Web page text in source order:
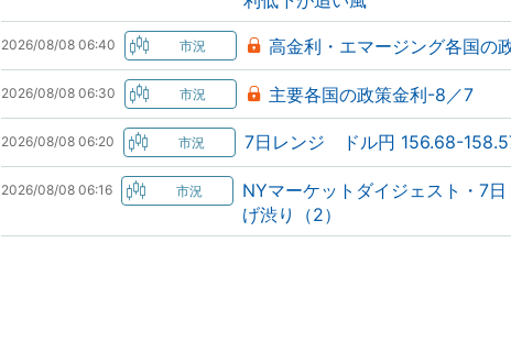
2026/08/08 06:40 高金利・エマージング各国の
2026/08/08 06:30 主要各国の政策金利-8／7
2026/08/08 06:20 7日レンジ ドル円 156.68-
2026/08/08 06:16
NYマーケットダイジェスト・7
げ渋り（2）